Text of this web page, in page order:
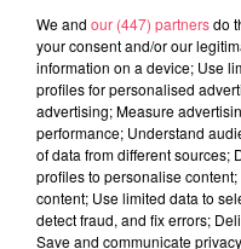
dernier étage. Le rez-de-
équipées de murs en
pour l'enregistrement ou
ouvertes 24h/24 et 7
du bâtiment, dont
studio d'enregistrement.
We and our (447) partnersdo
your consent and/or our
information on a device; Use
profiles for personalised
advertising; Measure
performance; Understand
of data from different sources;
profiles to personalise
content; Use limited data to
detect fraud, and fix errors;
Save and communicate